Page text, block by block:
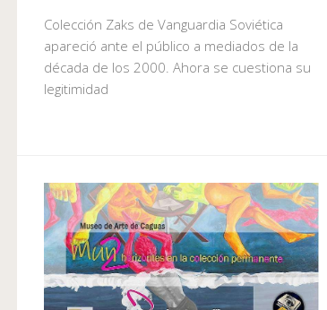
Colección Zaks de Vanguardia Soviética
apareció ante el público a mediados de la
década de los 2000. Ahora se cuestiona su
legitimidad